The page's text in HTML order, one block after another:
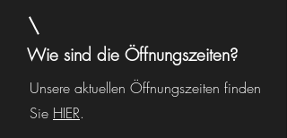
Wie sind die Öffnungszeiten?
Unsere aktuellen Öffnungszeiten finden
Sie HIER.